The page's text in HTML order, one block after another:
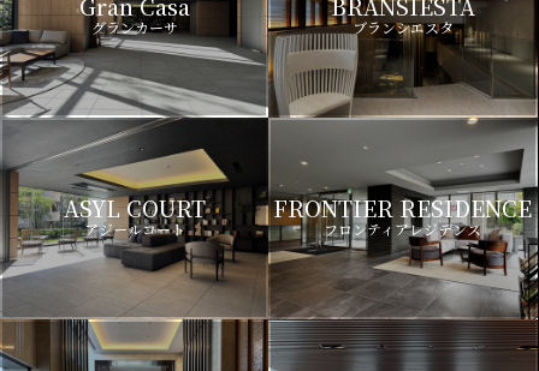
Gran Casa
グランカーサ
BRANSIESTA
ブランシエスタ
ASYL COURT
アジールコート
FRONTIER RESIDENCE
フロンティアレジデンス